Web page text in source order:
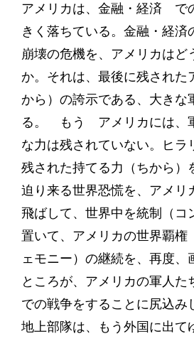
アメリカは、金融・経済 で
きく落ちている。金融・経済
崩壊の危機を、アメリカはど
か。それは、最後に残された
から）の誇示である、大きな
る。 もう アメリカには、
な力は残されていない。ヒラ
残された持てる力（ちから）
迫り来る世界恐慌を、アメリ
飛ばして、世界中を統制（コ
置いて、アメリカの世界覇権
ェモニー）の継続を、再度、
ところが、アメリカの軍人た
での戦争をすることに尻込み
地上部隊は、もう外国に出て